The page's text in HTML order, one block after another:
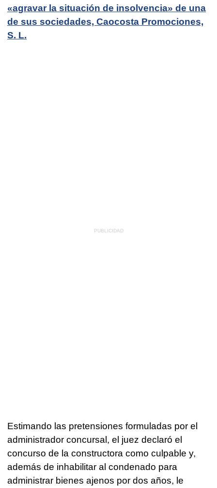
«agravar la situación de insolvencia» de una
de sus sociedades, Caocosta Promociones,
S. L.
Estimando las pretensiones formuladas por el
administrador concursal, el juez declaró el
concurso de la constructora como culpable y,
además de inhabilitar al condenado para
administrar bienes ajenos por dos años, le